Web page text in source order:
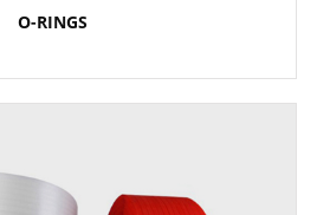
O-RINGS